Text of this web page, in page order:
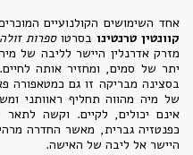
אחד השימושים הקולנועיים
קוונטין טרנטינובסרטוספרות זולה
מזרק אדרנלין היישר לליבה של
יתר של סמים, ומחזיר אותה
בסצינה מבריקה זו גם כמטאפורה
של מיה מהווה תחליף ראוותני
אינם יכולים, לקיים. וקשה לתאר
כפנטזיה גברית, מאשר החדרה
היישר אל ליבה של האישה.